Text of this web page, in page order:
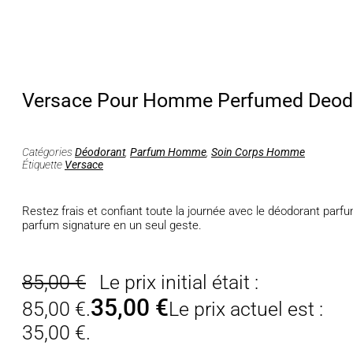
Versace Pour Homme Perfumed
CatégoriesDéodorant, Parfum Homme Soin Corps Homme
Étiquette Versace
Restez frais et confiant toute la journée avec le déodorant
parfum signature en un seul geste.
85,00€
Le prix initial était :
85,00 €.35,00 €Le prix actuel est :
35,00 €.